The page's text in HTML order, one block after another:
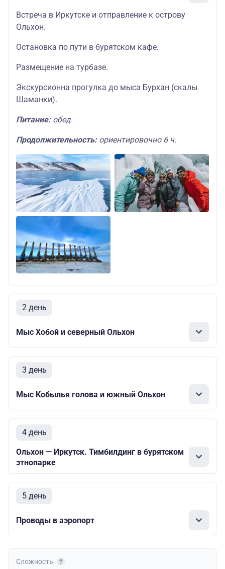
Встреча в Иркутске и отправление к острову
Ольхон.
Остановка по пути в бурятском кафе.
Размещение на турбазе.
Экскурсионна прогулка до мыса Бурхан (скалы
Шаманки).
Питание:обед.
Продолжительность:ориентировочно 6 ч.
2 день
Мыс Хобой и северный Ольхон
3 день
Мыс Кобылья голова и южный Ольхон
4 день
Ольхон — Иркутск. Тимбилдинг в бурятском
этнопарке
5 день
Проводы в аэропорт
Сложность